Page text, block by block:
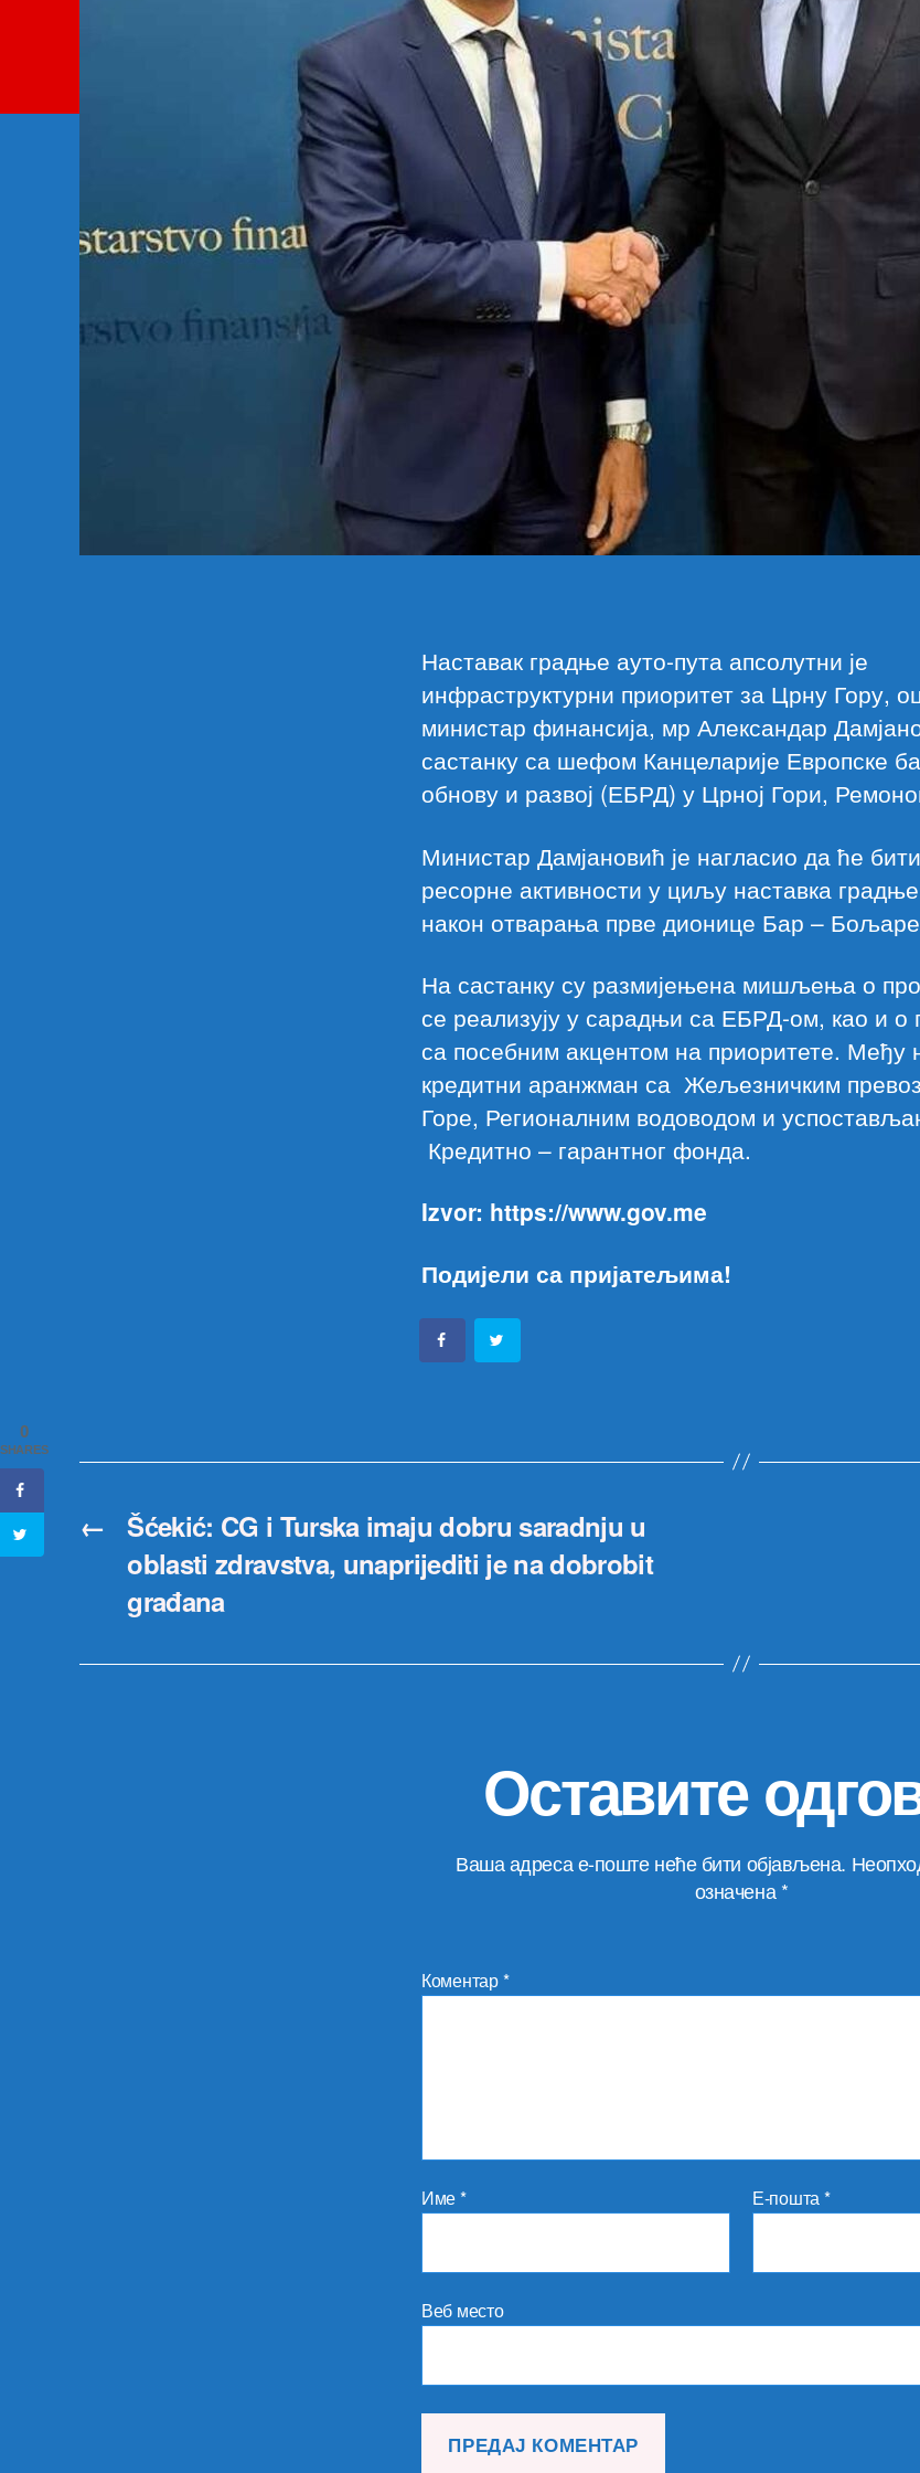
Наставак градње ауто-пута апсолутни је
инфраструктурни приоритет за Црну Гору,
министар финансија, мр Александар
састанку са шефом Канцеларије Европске
обнову и развој (ЕБРД) у Црној Гори,
Министар Дамјановић је нагласио да ће
ресорне активности у циљу наставка
након отварања прве дионице Бар –
На састанку су размијењена мишљења о
се реализују у сарадњи са ЕБРД-ом, као и о
са посебним акцентом на приоритете. Међу
кредитни аранжман са Жељезничким
Горе, Регионалним водоводом и
Кредитно – гарантног фонда.
Izvor: https://www.gov.me
Подијели са пријатељима!
←
Šćekić: CG i Turska imaju dobru saradnju u
oblasti zdravstva, unaprijediti je na dobrobit
građana
Оставите
Ваша адреса е-поште неће бити објављена.
означена *
Коментар*
Име* Е-пошта*
Веб место
0
SHARES